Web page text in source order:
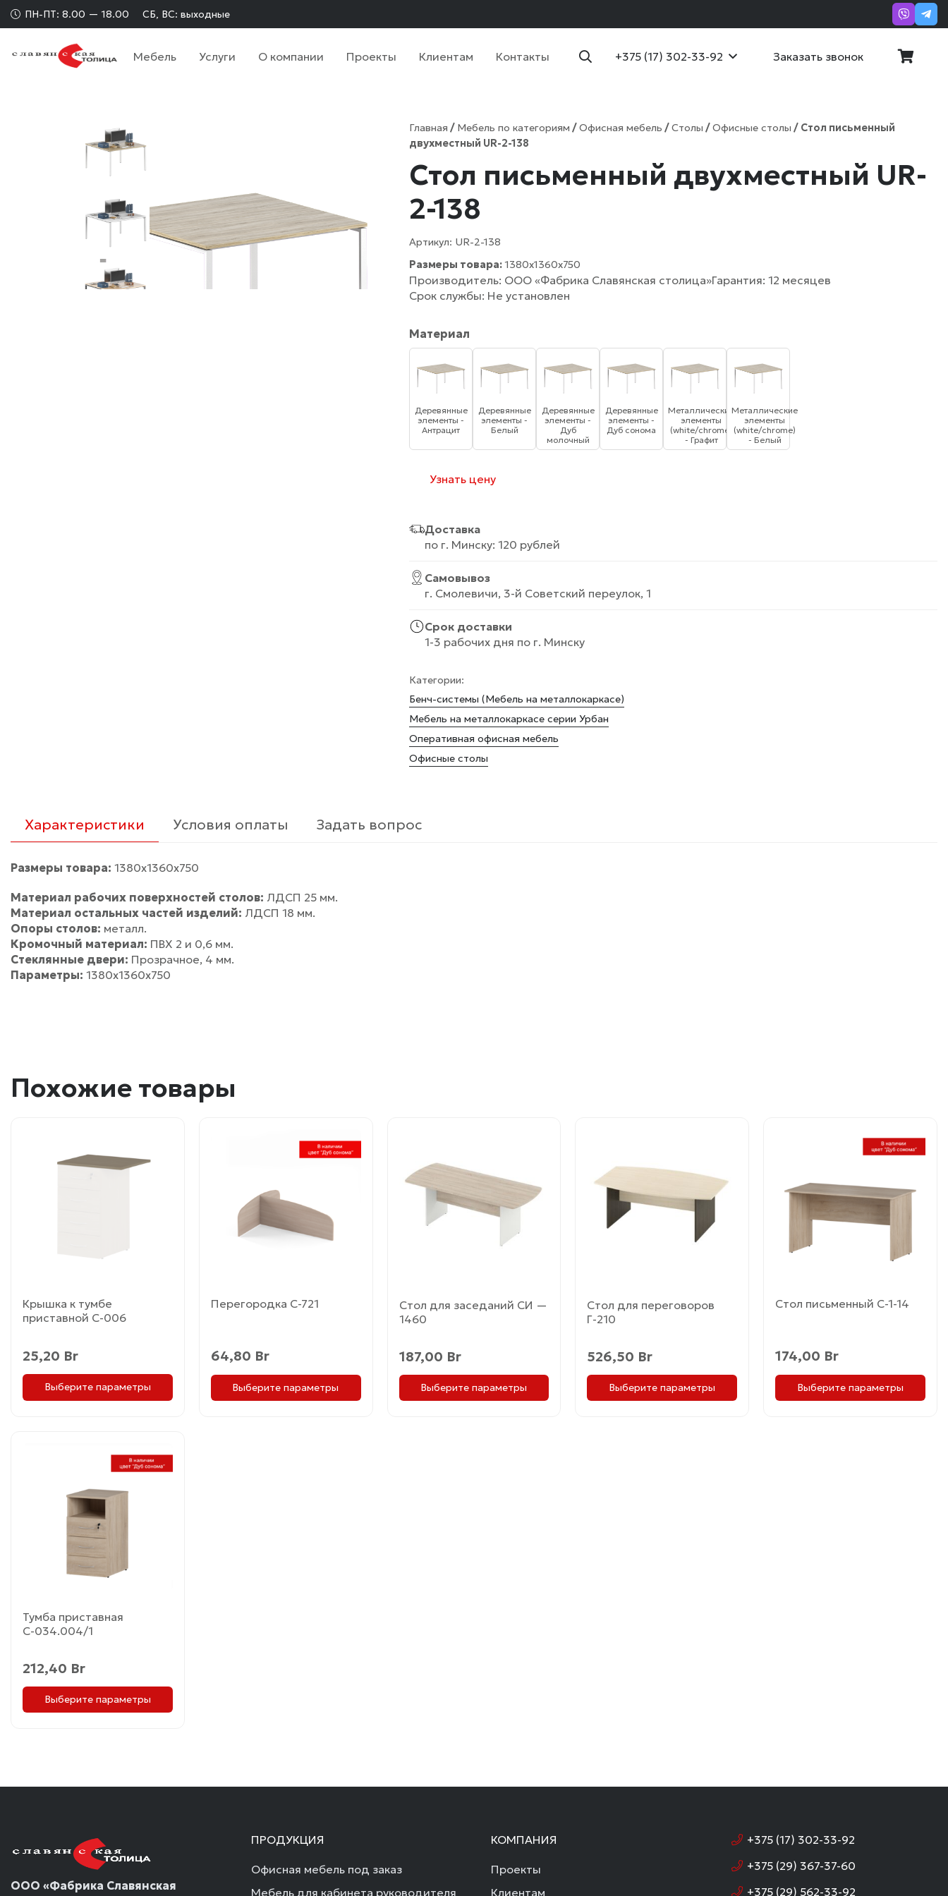
ПН-ПТ: 8.00 — 18.00 СБ, ВС: выходные
Мебель Услуги О компании Проекты Клиентам Контакты +375 (17) 302-33-92 Заказать звонок
Главная / Мебель по категориям /Офисная мебель /Столы /Офисные столы / Стол письменный
двухместный UR-2-138
Стол письменный двухместный UR-
2-138
Артикул: UR-2-138
Размеры товара: 1380х1360х750
Производитель: ООО «Фабрика Славянская столица»Гарантия: 12 месяцев
Срок службы: Не установлен
Материал
Деревянные
элементы -
Антрацит
Деревянные
элементы -
Белый
Деревянные
элементы -
Дуб
молочный
Деревянные
элементы -
Дуб сонома
Металлические
элементы
(white/chrome)
- Графит
Металлические
элементы
(white/chrome)
- Белый
Узнать цену
Доставка
по г. Минску: 120 рублей
Самовывоз
г. Смолевичи, 3-й Советский переулок, 1
Срок доставки
1-3 рабочих дня по г. Минску
Категории:
Бенч-системы (Мебель на металлокаркасе)
Мебель на металлокаркасе серии Урбан
Оперативная офисная мебель
Офисные столы
Характеристики Условия оплаты Задать вопрос
Размеры товара: 1380х1360х750
Материал рабочих поверхностей столов: ЛДСП 25 мм.
Материал остальных частей изделий: ЛДСП 18 мм.
Опоры столов: металл.
Кромочный материал: ПВХ 2 и 0,6 мм.
Стеклянные двери: Прозрачное, 4 мм.
Параметры: 1380х1360х750
Похожие товары
Крышка к тумбе
приставной С-006
25,20 Br
Выберите параметры
Перегородка С-721
64,80 Br
Выберите параметры
вариаций.
Опции
можно
Стол для заседаний СИ —
1460
187,00 Br
Выберите параметры
имеет
несколько
вариаций.
можно
Стол для переговоров
Г-210
526,50 Br
Выберите параметры
имеет
несколько
вариаций.
Опции
можно
Стол письменный С-1-14
174,00 Br
Выберите параметры
несколько
вариаций.
выбрать
Тумба приставная
С-034.004/1
212,40 Br
Выберите параметры
несколько
вариаций.
выбрать
ООО «Фабрика Славянская
ПРОДУКЦИЯ
Офисная мебель под заказ
Мебель для кабинета руководителя
КОМПАНИЯ
Проекты
Клиентам
+375 (17) 302-33-92
+375 (29) 367-37-60
+375 (29) 562-33-92